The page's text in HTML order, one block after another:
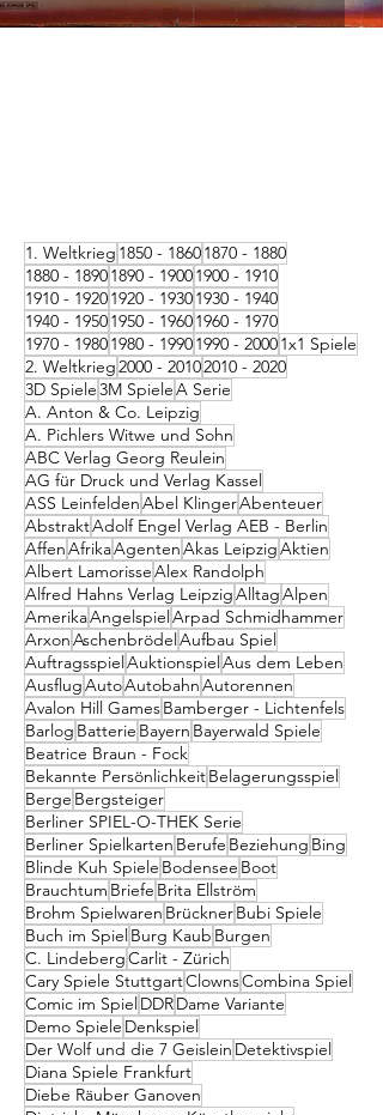
1. Weltkrieg 1850 - 18601870 - 1880
1880 - 18901890 - 19001900 - 1910
1910 - 19201920 - 19301930 - 1940
1940 - 19501950 - 19601960 - 1970
1970 - 19801980 - 19901990 - 20001x1 Spiele
2. Weltkrieg2000 - 20102010 - 2020
3D Spiele3M SpieleA Serie
A. Anton & Co. Leipzig
A. Pichlers Witwe und Sohn
ABC Verlag Georg Reulein
AG für Druck und Verlag Kassel
ASS LeinfeldenAbel KlingerAbenteuer
AbstraktAdolf Engel Verlag AEB - Berlin
AffenAfrikaAgentenAkas LeipzigAktien
Albert LamorisseAlex Randolph
Alfred Hahns Verlag LeipzigAlltagAlpen
AmerikaAngelspielArpad Schmidhammer
ArxonAschenbrödelAufbau Spiel
AuftragsspielAuktionspielAus dem Leben
AusflugAutoAutobahnAutorennen
Avalon Hill GamesBamberger - Lichtenfels
Barlog Batterie Bayern Bayerwald Spiele
Beatrice Braun - Fock
Bekannte PersönlichkeitBelagerungsspiel
Berge Bergsteiger
Berliner SPIEL-O-THEK Serie
Berliner Spielkarten Berufe Beziehung Bing
Blinde Kuh Spiele Bodensee Boot
Brauchtum Briefe Brita Ellström
Brohm Spielwaren BrücknerBubi Spiele
Buch im SpielBurg Kaub Burgen
C. LindebergCarlit - Zürich
Cary Spiele StuttgartClownsCombina Spiel
Comic im SpielDDRDame Variante
Demo Spiele Denkspiel
Der Wolf und die 7 Geislein Detektivspiel
Diana Spiele Frankfurt
Diebe Räuber Ganoven